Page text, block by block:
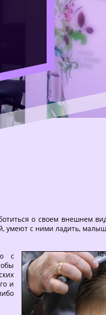
о своем внешнем
умеют с ними ладить,
с
и